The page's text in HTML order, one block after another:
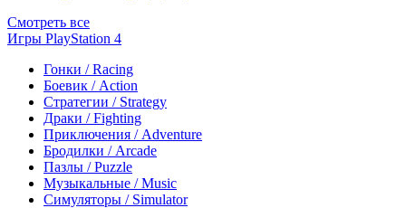
Смотреть все
Игры PlayStation 4
Гонки / Racing
Боевик / Action
Стратегии / Strategy
Драки / Fighting
Приключения / Adventure
Бродилки / Arcade
Пазлы / Puzzle
Музыкальные / Music
Симуляторы / Simulator